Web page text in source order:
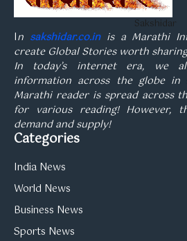
Sakshidar
In sakshidar.co.inis a Marathi
create Global Stories worth
In today’s internet era, we
information across the globe in
Marathi reader is spread across
for various reading! However,
demand and supply!
Categories
India News
World News
Business News
Sports News